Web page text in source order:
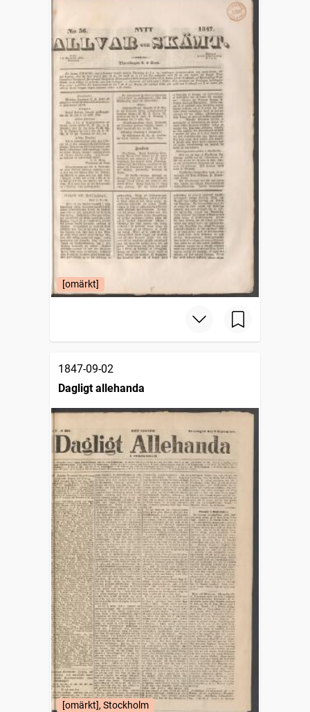
[omärkt]
1847-09-02
Dagligt allehanda
[omärkt], Stockholm